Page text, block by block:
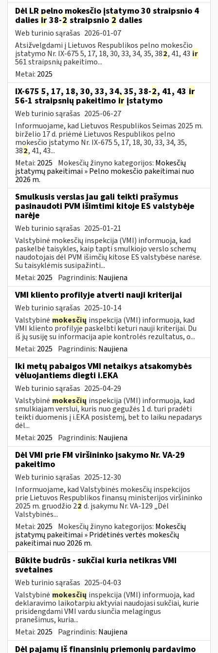
Dėl LR pelno mokesčio įstatymo 30 straipsnio 4
dalies ir 38-2 straipsnio 2 dalies
Web turinio sąrašas 2026-01-07
Atsižvelgdami į Lietuvos Respublikos pelno mokesčio
įstatymo Nr. IX-675 5, 17, 18, 30, 33, 34, 35, 382, 41, 43 ir
561 straipsnių pakeitimo...
Metai: 2025
IX-675 5, 17, 18, 30, 33, 34, 35, 38-2, 41, 43 ir
56-1 straipsnių pakeitimo ir įstatymo
Web turinio sąrašas 2025-06-27
Informuojame, kad Lietuvos Respublikos Seimas 2025 m.
birželio 17 d. priėmė Lietuvos Respublikos pelno
mokesčio įstatymo Nr. IX-675 5, 17, 18, 30, 33, 34, 35,
382, 41, 43...
Metai: 2025 Mokesčių žinyno kategorijos: Mokesčių
įstatymų pakeitimai » Pelno mokesčio pakeitimai nuo
2026 m.
Smulkusis verslas jau gali teikti prašymus
pasinaudoti PVM išimtimi kitoje ES valstybėje
narėje
Web turinio sąrašas 2025-01-21
Valstybinė mokesčių inspekcija (VMI) informuoja, kad
paskelbė taisykles, kaip tapti smulkiojo verslo schemų
naudotojais dėl PVM išimčių kitose ES valstybėse narėse.
Su taisyklėmis susipažinti...
Metai: 2025 Pagrindinis: Naujiena
VMI kliento profilyje atverti nauji kriterijai
Web turinio sąrašas 2025-10-14
Valstybinė mokesčių inspekcija (VMI) informuoja, kad
VMI kliento profilyje paskelbti keturi nauji kriterijai. Du
iš jų susiję su informacija apie kontrolės rezultatus, o...
Metai: 2025 Pagrindinis: Naujiena
Iki metų pabaigos VMI netaikys atsakomybės
vėluojantiems diegti i.EKA
Web turinio sąrašas 2025-04-29
Valstybinė mokesčių inspekcija (VMI) informuoja, kad
smulkiajam verslui, kuris nuo gegužės 1 d. turi pradėti
teikti duomenis į i.EKA posistemį, bet to laiku nepadarys
dėl...
Metai: 2025 Pagrindinis: Naujiena
Dėl VMI prie FM viršininko įsakymo Nr. VA-29
pakeitimo
Web turinio sąrašas 2025-12-30
Informuojame, kad Valstybinės mokesčių inspekcijos
prie Lietuvos Respublikos finansų ministerijos viršininko
2025 m. gruodžio 22 d. įsakymu Nr. VA-129 „Dėl
Valstybinės...
Metai: 2025 Mokesčių žinyno kategorijos: Mokesčių
įstatymų pakeitimai » Pridėtinės vertės mokesčių
pakeitimai nuo 2026 m.
Būkite budrūs - sukčiai kuria netikras VMI
svetaines
Web turinio sąrašas 2025-04-03
Valstybinė mokesčių inspekcija (VMI) informuoja, kad
deklaravimo laikotarpiu aktyviai naudojasi sukčiai, kurie
prisidengdami VMI vardu siunčia melagingus
pranešimus, kuria...
Metai: 2025 Pagrindinis: Naujiena
Dėl pajamų iš finansinių priemonių pardavimo